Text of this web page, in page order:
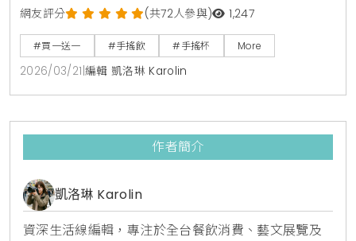
優惠券，享受紅葡萄柚果粒與綠茶結合的清爽滋味。
網友評分 (共72人參與) 1,247
#買一送一 #手搖飲 #手搖杯 More
2026/03/21 編輯 凱洛琳 Karolin
作者簡介
凱洛琳 Karolin
資深生活線編輯，專注於全台餐飲消費、藝文展覽及